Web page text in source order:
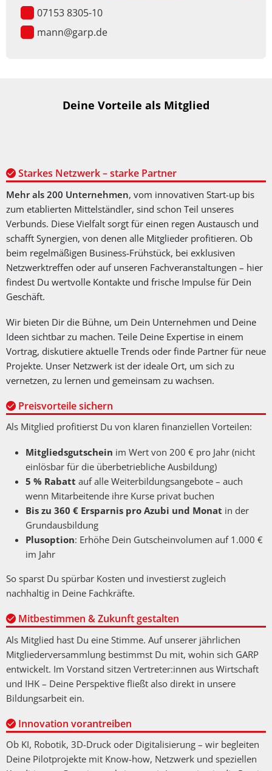
07153 8305-10
mann@garp.de
Deine Vorteile als Mitglied
Starkes Netzwerk – starke Partner
Mehr als 200 Unternehmen, vom innovativen Start-up bis
zum etablierten Mittelständler, sind schon Teil unseres
Verbunds. Diese Vielfalt sorgt für einen regen Austausch und
schafft Synergien, von denen alle Mitglieder profitieren. Ob
beim regelmäßigen Business-Frühstück, bei exklusiven
Netzwerktreffen oder auf unseren Fachveranstaltungen – hier
findest Du wertvolle Kontakte und frische Impulse für Dein
Geschäft.
Wir bieten Dir die Bühne, um Dein Unternehmen und Deine
Ideen sichtbar zu machen. Teile Deine Expertise in einem
Vortrag, diskutiere aktuelle Trends oder finde Partner für neue
Projekte. Unser Netzwerk ist der ideale Ort, um sich zu
vernetzen, zu lernen und gemeinsam zu wachsen.
Preisvorteile sichern
Als Mitglied profitierst Du von klaren finanziellen Vorteilen:
Mitgliedsgutschein im Wert von 200 € pro Jahr (nicht
einlösbar für die überbetriebliche Ausbildung)
5 % Rabatt auf alle Weiterbildungsangebote – auch
wenn Mitarbeitende ihre Kurse privat buchen
Bis zu 360 € Ersparnis pro Azubi und Monat in der
Grundausbildung
Plusoption: Erhöhe Dein Gutscheinvolumen auf 1.000 €
im Jahr
So sparst Du spürbar Kosten und investierst zugleich
nachhaltig in Deine Fachkräfte.
Mitbestimmen & Zukunft gestalten
Als Mitglied hast Du eine Stimme. Auf unserer jährlichen
Mitgliederversammlung bestimmst Du mit, wohin sich GARP
entwickelt. Im Vorstand sitzen Vertreter:innen aus Wirtschaft
und IHK – Deine Perspektive fließt also direkt in unsere
Bildungsarbeit ein.
Innovation vorantreiben
Ob KI, Robotik, 3D-Druck oder Digitalisierung – wir begleiten
Deine Pilotprojekte mit Know-how, Netzwerk und speziellen